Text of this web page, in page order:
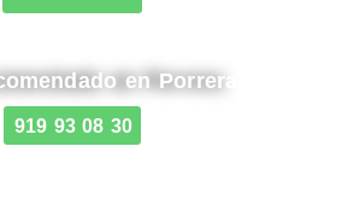
en Porrera
919 93 08 30